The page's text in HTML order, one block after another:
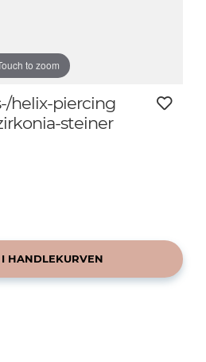
to zoom
helix-piercing
steiner
I HANDLEKURVEN